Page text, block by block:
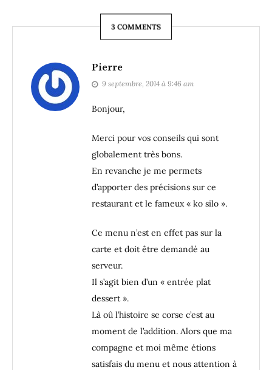
3 COMMENTS
Pierre
9 septembre, 2014 à 9:46 am
Bonjour,
Merci pour vos conseils qui sont
globalement très bons.
En revanche je me permets
d’apporter des précisions sur ce
restaurant et le fameux « ko silo ».
Ce menu n’est en effet pas sur la
carte et doit être demandé au
serveur.
Il s’agit bien d’un « entrée plat
dessert ».
Là oû l’histoire se corse c’est au
moment de l’addition. Alors que ma
compagne et moi même étions
satisfais du menu et nous attention à